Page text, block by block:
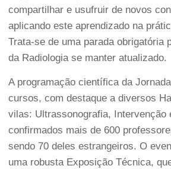
compartilhar e usufruir de novos
aplicando este aprendizado na
Trata-se de uma parada obrigatória
da Radiologia se manter atualizado.
A programação científica da
cursos, com destaque a diversos
vilas: Ultrassonografia, Intervenção
confirmados mais de 600
sendo 70 deles estrangeiros. O
uma robusta Exposição Técnica,